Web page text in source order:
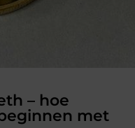
– hoe
met